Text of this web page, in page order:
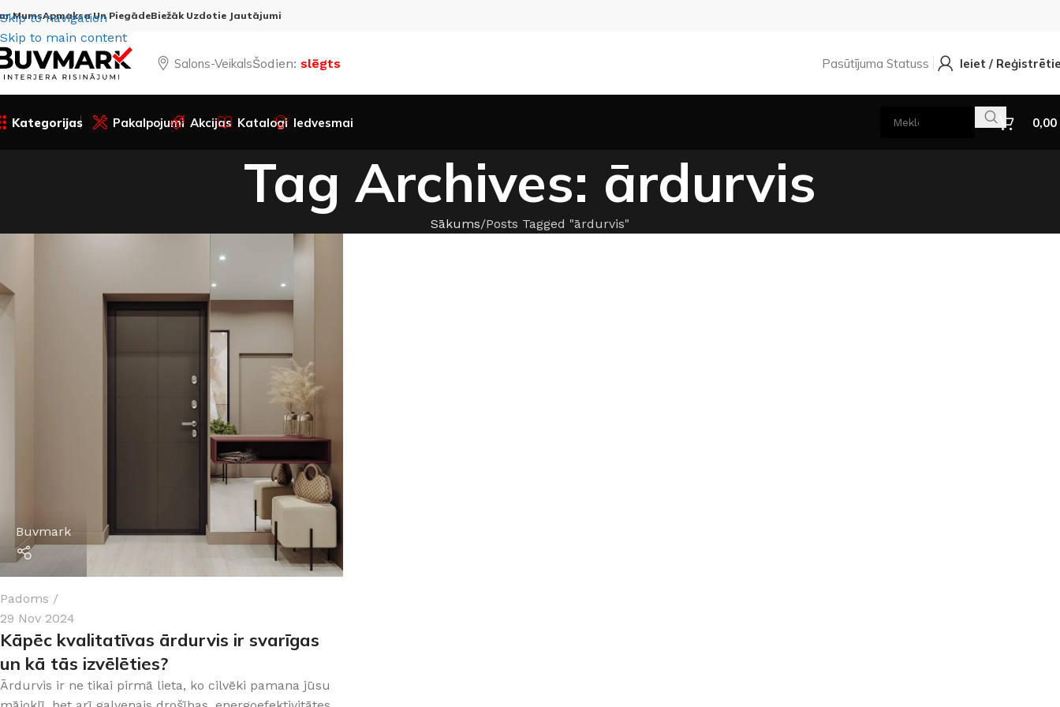
Skip to navigation
Skip to main content
MumsApmaksa Un PiegādeBiežāk Uzdotie Jautājumi
Salons-VeikalsŠodien: slēgts Pasūtījuma Statuss Ieiet /
Kategorijas Pakalpojumi Akcijas Katalogi Iedvesmai 0,00
Tag Archives: ārdurvis
Sākums Posts Tagged "ārdurvis"
Buvmark
Padoms
29 Nov 2024
Kāpēc kvalitatīvas ārdurvis ir svarīgas
un kā tās izvēlēties?
Ārdurvis ir ne tikai pirmā lieta, ko cilvēki pamana jūsu